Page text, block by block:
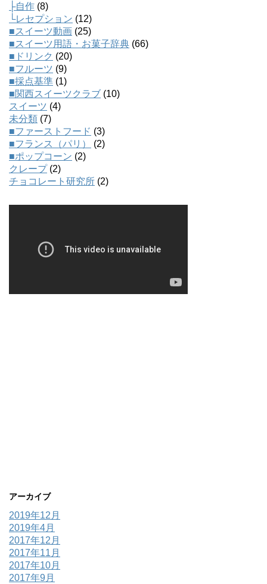
├自作 (8)
└レセプション (12)
■スイーツ動画 (25)
■スイーツ用語・お菓子辞典 (66)
■ドリンク (20)
■フルーツ (9)
■採点基準 (1)
■関西スイーツクラブ (10)
スイーツ (4)
未分類 (7)
■ファーストフード (3)
■フランス（パリ）
(2)
■ポップコーン (2)
クレープ(2)
チョコレート研究所 (2)
アーカイブ
2019年12月
2019年4月
2017年12月
2017年11月
2017年10月
2017年9月